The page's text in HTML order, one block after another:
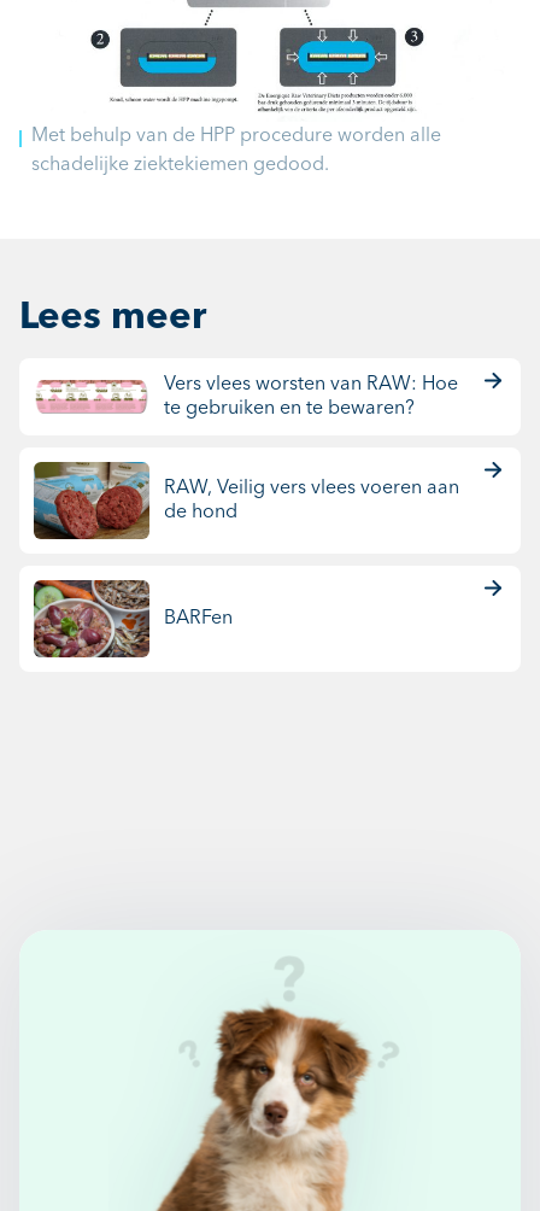
Met behulp van de HPP procedure worden alle
schadelijke ziektekiemen gedood.
Lees meer
Vers vlees worsten van RAW: Hoe
te gebruiken en te bewaren?
RAW, Veilig vers vlees voeren aan
de hond
BARFen